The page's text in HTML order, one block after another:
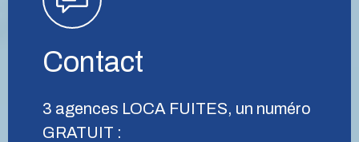
Contact
3 agences LOCA FUITES, un numéro
GRATUIT :